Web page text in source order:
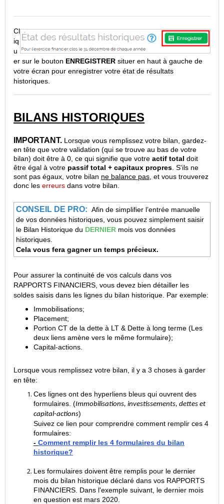
Cl
iq
u
er sur le bouton ENREGISTRER situer en haut à gauche de
votre écran pour enregistrer votre état de résultats
historiques.
BILANS HISTORIQUES
IMPORTANT. Lorsque vous remplissez votre bilan, gardez-
en tête que votre validation (qui se trouve au bas de votre
bilan) doit être à 0, ce qui signifie que votre actif total doit
être égal à votre passif total + capitaux propres . S'ils ne
sont pas égaux, votre bilan ne balance pas , et vous trouverez
donc les erreurs dans votre bilan.
CONSEIL DE PRO: Afin de simplifier l’entrée manuelle
de vos données historiques, vous pouvez simplement saisir
le Bilan Historique du DERNIER mois vos données
historiques.
Cela vous fera gagner un temps précieux.
Pour assurer la continuité de vos calculs dans vos
RAPPORTS FINANCIERS, vous devez bien détailler les
soldes saisis dans les lignes du bilan historique. Par exemple:
Immobilisations;
Placement;
Portion CT de la dette à LT & Dette à long terme (Les
deux liens amène vers le même formulaire);
Capital-actions.
Lorsque vous remplissez votre bilan, il y a 3 choses à garder
en tête:
Ces lignes ont des hyperliens bleus qui ouvrent des
formulaires. (Immobilisations, investissements, dettes et
capital-actions)
Suivez ce lien pour comprendre comment remplir ces 4
formulaires:
- Comment remplir les 4 formulaires du bilan
historique?
Les formulaires doivent être remplis pour le dernier
mois du bilan historique déclaré dans vos RAPPORTS
FINANCIERS. Dans l'exemple suivant, le dernier mois
en question est mars 2020.